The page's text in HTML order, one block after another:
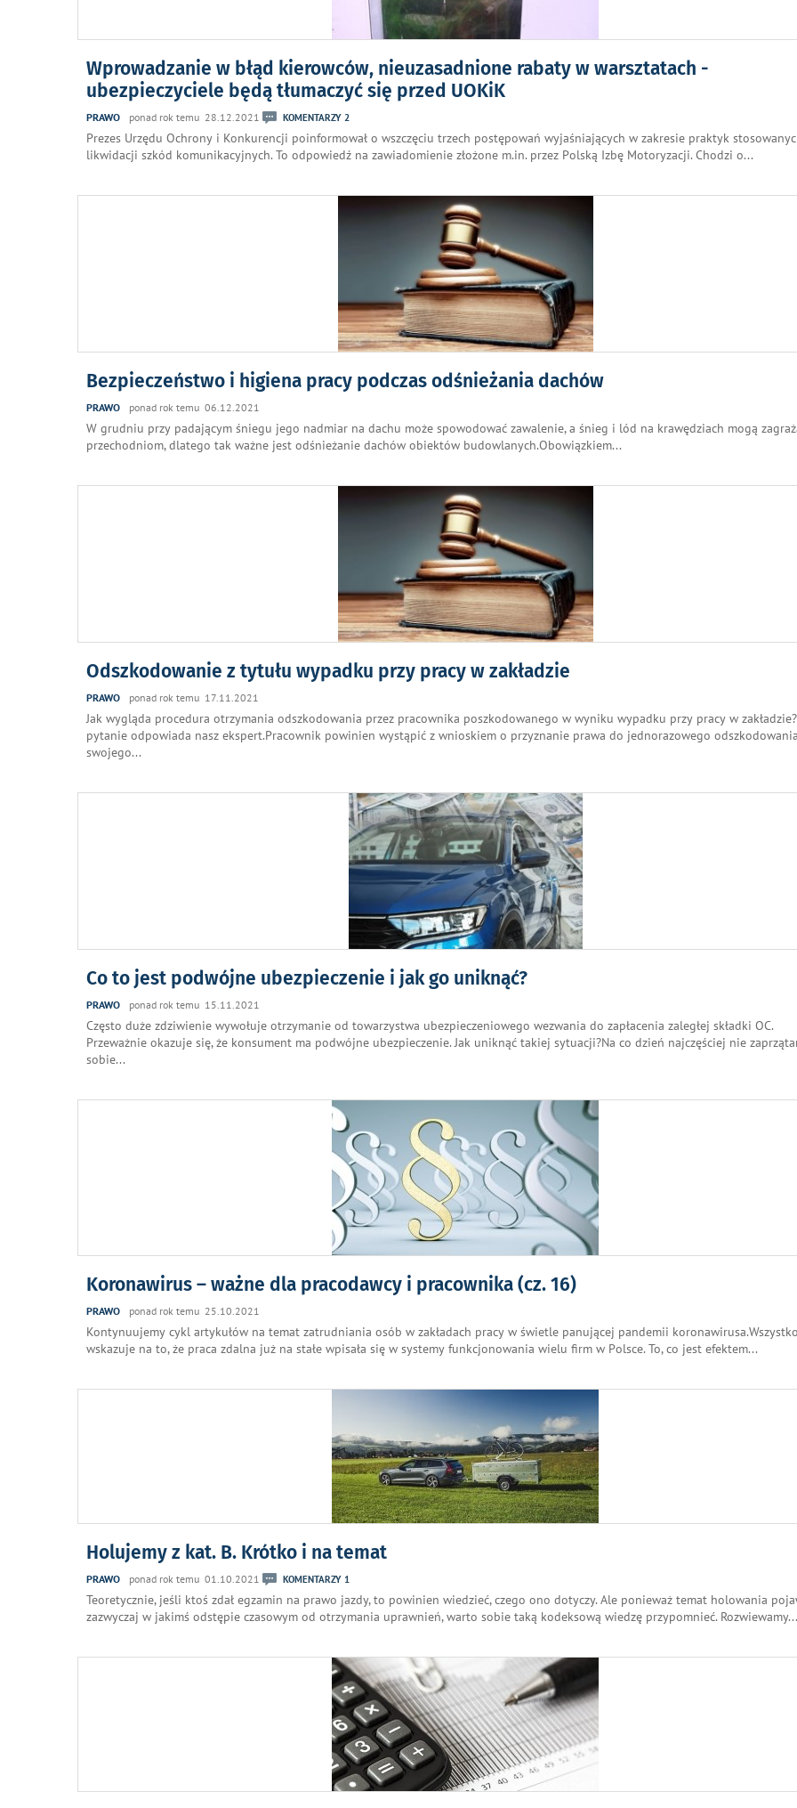
Wprowadzanie w błąd kierowców, nieuzasadnione rabaty w warsztatach -
ubezpieczyciele będą tłumaczyć się przed UOKiK
PRAWO ponad rok temu 28.12.2021 KOMENTARZY 2
Prezes Urzędu Ochrony i Konkurencji poinformował o wszczęciu trzech postępowań wyjaśniających w zakresie praktyk
likwidacji szkód komunikacyjnych. To odpowiedź na zawiadomienie złożone m.in. przez Polską Izbę Motoryzacji. Chodzi o...
Bezpieczeństwo i higiena pracy podczas odśnieżania dachów
PRAWO ponad rok temu 06.12.2021
W grudniu przy padającym śniegu jego nadmiar na dachu może spowodować zawalenie, a śnieg i lód na krawędziach mogą
przechodniom, dlatego tak ważne jest odśnieżanie dachów obiektów budowlanych.Obowiązkiem...
Odszkodowanie z tytułu wypadku przy pracy w zakładzie
PRAWO ponad rok temu 17.11.2021
Jak wygląda procedura otrzymania odszkodowania przez pracownika poszkodowanego w wyniku wypadku przy pracy w
pytanie odpowiada nasz ekspert.Pracownik powinien wystąpić z wnioskiem o przyznanie prawa do jednorazowego
swojego...
Co to jest podwójne ubezpieczenie i jak go uniknąć?
PRAWO ponad rok temu 15.11.2021
Często duże zdziwienie wywołuje otrzymanie od towarzystwa ubezpieczeniowego wezwania do zapłacenia zaległej składki OC.
Przeważnie okazuje się, że konsument ma podwójne ubezpieczenie. Jak uniknąć takiej sytuacji?Na co dzień najczęściej nie
sobie...
Koronawirus – ważne dla pracodawcy i pracownika (cz. 16)
PRAWO ponad rok temu 25.10.2021
Kontynuujemy cykl artykułów na temat zatrudniania osób w zakładach pracy w świetle panującej pandemii
wskazuje na to, że praca zdalna już na stałe wpisała się w systemy funkcjonowania wielu firm w Polsce. To, co jest efektem...
Holujemy z kat. B. Krótko i na temat
PRAWO ponad rok temu 01.10.2021 KOMENTARZY 1
Teoretycznie, jeśli ktoś zdał egzamin na prawo jazdy, to powinien wiedzieć, czego ono dotyczy. Ale ponieważ temat holowania
zazwyczaj w jakimś odstępie czasowym od otrzymania uprawnień, warto sobie taką kodeksową wiedzę przypomnieć. Rozwiewamy...